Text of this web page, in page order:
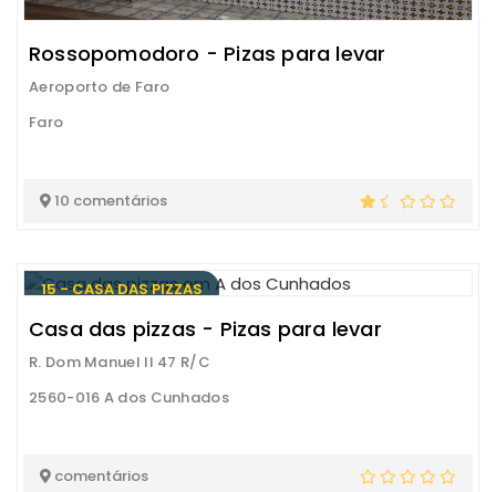
Rossopomodoro - Pizas para levar
Aeroporto de Faro
Faro
10 comentários
15 - CASA DAS PIZZAS
Casa das pizzas - Pizas para levar
R. Dom Manuel II 47 R/C
2560-016 A dos Cunhados
comentários